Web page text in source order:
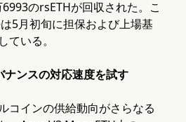
のrsETHが回収された。こ
5月初旬に担保および上場基
ている。
ナンスの対応速度を試す
コインの供給動向がさらなる